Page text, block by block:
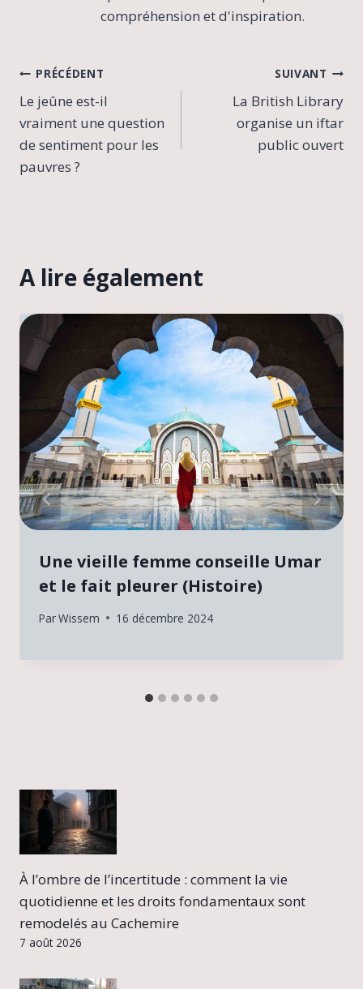
compréhension et d'inspiration.
Navigation
de
l’article
PRÉCÉDENT
Le jeûne est-il
vraiment une question
de sentiment pour les
pauvres ?
SUIVANT
La British Library
organise un iftar
public ouvert
A lire également
Une vieille femme conseille Umar
et le fait pleurer (Histoire)
ParWissem 16 décembre 2024
À l’ombre de l’incertitude : comment la vie
quotidienne et les droits fondamentaux sont
remodelés au Cachemire
7 août 2026